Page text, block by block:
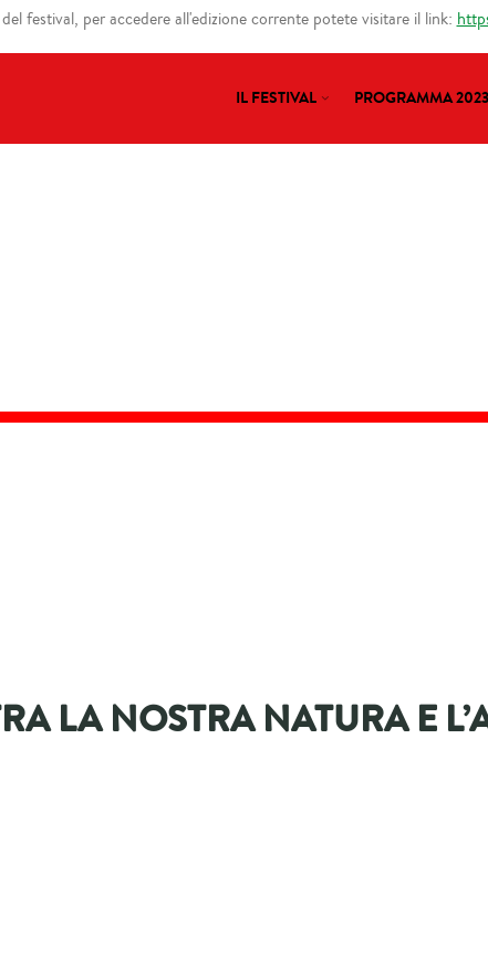
IL FESTIVAL PROGRAMMA 2023
festival, per accedere all'edizione corrente potete visitare il link:
LA NOSTRA NATURA E